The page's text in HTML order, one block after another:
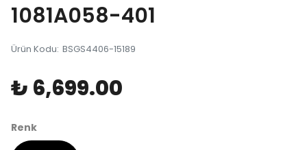
1081A058-401
Ürün Kodu: BSGS4406-15189
₺ 6,699.00
Renk